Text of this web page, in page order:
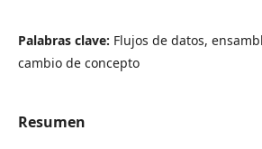
Palabras clave: Flujos de datos,
cambio de concepto
Resumen